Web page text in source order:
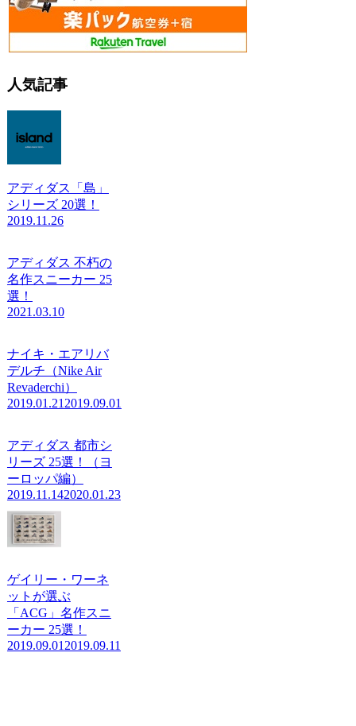
人気記事
アディダス「島」
シリーズ 20選！
2019.11.26
アディダス 不朽の
名作スニーカー 25
選！
2021.03.10
ナイキ・エアリバ
デルチ（Nike Air
Revaderchi）
2019.01.21 2019.09.01
アディダス 都市シ
リーズ 25選！（ヨ
ーロッパ編）
2019.11.142020.01.23
ゲイリー・ワーネ
ットが選ぶ
「ACG」名作スニ
ーカー 25選！
2019.09.01 2019.09.11